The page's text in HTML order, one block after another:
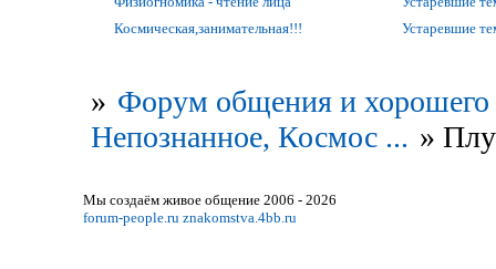
Космическая,занимательная!!!
Устаревшие
» Форум общения и хорошего
Непознанное, Космос ... »
Мы создаём живое общение 2006 - 2026
forum-people.ru znakomstva.4bb.ru